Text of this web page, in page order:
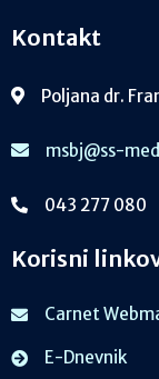
Kontakt
Poljana dr.
msbj@ss-
043 277 080
Korisni
Carnet
E-Dnevnik